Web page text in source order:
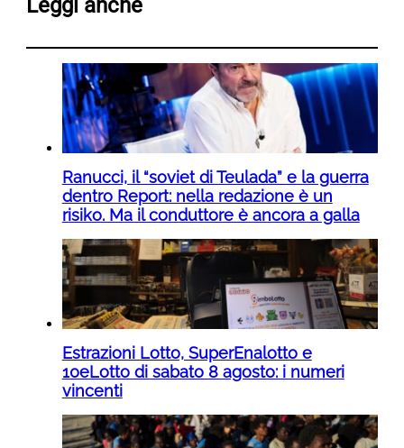
Leggi anche
Ranucci, il “soviet di Teulada” e la guerra
dentro Report: nella redazione è un
risiko. Ma il conduttore è ancora a galla
Estrazioni Lotto, SuperEnalotto e
10eLotto di sabato 8 agosto: i numeri
vincenti